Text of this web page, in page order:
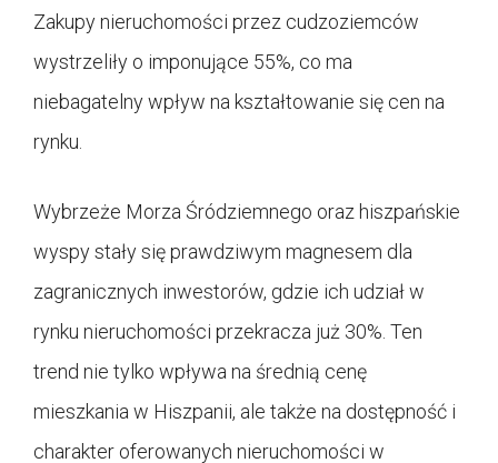
Zakupy nieruchomości przez cudzoziemców
wystrzeliły o imponujące 55%, co ma
niebagatelny wpływ na kształtowanie się cen na
rynku.
Wybrzeże Morza Śródziemnego oraz hiszpańskie
wyspy stały się prawdziwym magnesem dla
zagranicznych inwestorów, gdzie ich udział w
rynku nieruchomości przekracza już 30%. Ten
trend nie tylko wpływa na średnią cenę
mieszkania w Hiszpanii, ale także na dostępność i
charakter oferowanych nieruchomości w